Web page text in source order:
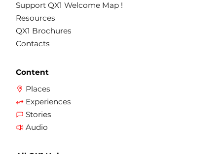
Support QX1 Welcome Map !
Resources
QX1 Brochures
Contacts
Content
Places
Experiences
Stories
Audio